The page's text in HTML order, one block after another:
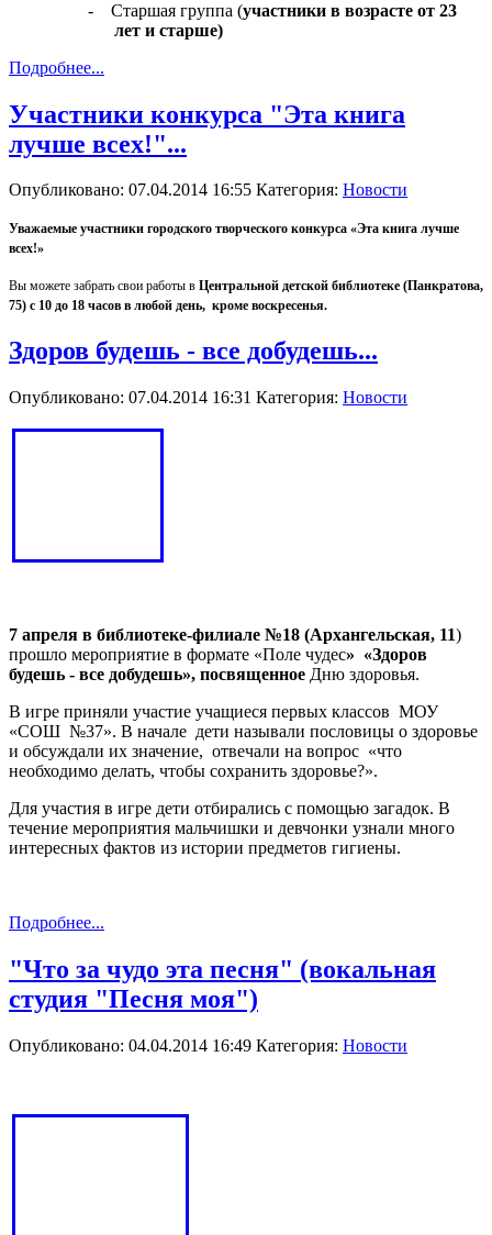
- Старшая группа (участники в возрасте от 23
лет и старше)
Подробнее...
Участники конкурса "Эта книга
лучше всех!"...
Опубликовано: 07.04.2014 16:55 Категория: Новости
Уважаемые участники городского творческого конкурса «Эта книга лучше
всех!»
Вы можете забрать свои работы в Центральной детской библиотеке (Панкратова,
75) с 10 до 18 часов в любой день, кроме воскресенья.
Здоров будешь - все добудешь...
Опубликовано: 07.04.2014 16:31 Категория: Новости
7 апреля в библиотеке-филиале №18 (Архангельская, 11)
прошло мероприятие в формате «Поле чудес» «Здоров
будешь - все добудешь», посвященное Дню здоровья.
В игре приняли участие учащиеся первых классов МОУ
«СОШ №37». В начале дети называли пословицы о здоровье
и обсуждали их значение, отвечали на вопрос «что
необходимо делать, чтобы сохранить здоровье?».
Для участия в игре дети отбирались с помощью загадок. В
течение мероприятия мальчишки и девчонки узнали много
интересных фактов из истории предметов гигиены.
Подробнее...
"Что за чудо эта песня" (вокальная
студия "Песня моя")
Опубликовано: 04.04.2014 16:49 Категория: Новости